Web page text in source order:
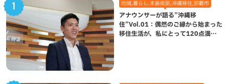
地域,暮らし,本島南部,沖縄移住,那覇市
アナウンサーが語る”沖縄移
住”Vol.01：偶然のご縁から始まった
移住生活が、私にとって120点満点